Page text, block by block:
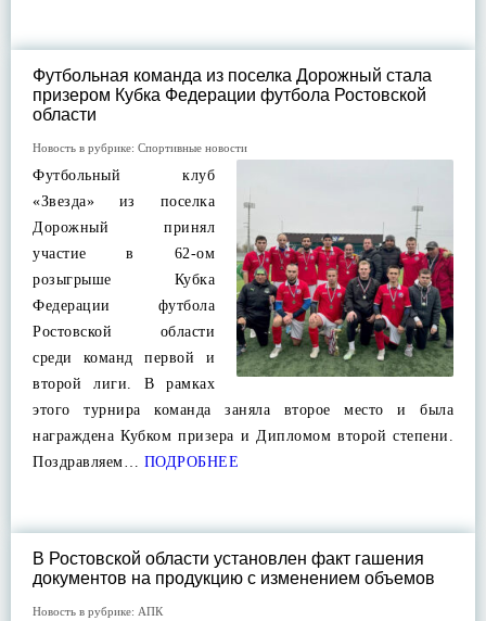
Футбольная команда из поселка Дорожный стала
призером Кубка Федерации футбола Ростовской
области
Новость в рубрике: Спортивные новости
Футбольный клуб
«Звезда» из поселка
Дорожный принял
участие в 62-ом
розыгрыше Кубка
Федерации футбола
Ростовской области
среди команд первой и
второй лиги. В рамках
этого турнира команда заняла второе место и была
награждена Кубком призера и Дипломом второй степени.
Поздравляем… ПОДРОБНЕЕ
В Ростовской области установлен факт гашения
документов на продукцию с изменением объемов
Новость в рубрике: АПК